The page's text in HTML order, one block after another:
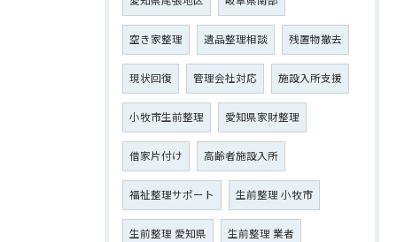
空き家整理 遺品整理相談 残置物撤去
現状回復 管理会社対応 施設入所支援
小牧市生前整理 愛知県家財整理
借家片付け 高齢者施設入所
福祉整理サポート 生前整理 小牧市
生前整理 愛知県 生前整理 業者